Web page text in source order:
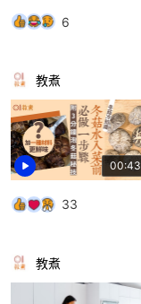
6
00:43
教煮
33
教煮